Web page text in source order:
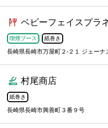
ベビーフェイスプラ
喫煙ブース 紙巻き
長崎県長崎市万屋町２-２１ ジェーナ
村尾商店
紙巻き
長崎県長崎市興善町３番９号